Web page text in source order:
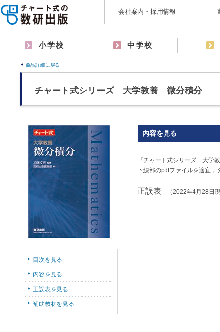
会社案内・採用情報
小学校 中学校
商品詳細に戻る
チャート式シリーズ 大学教養 微分積分
内容を見る
『チャート式シリーズ 大学
下線部のpdfファイルを適宜，
正誤表 （2022年4月28
目次を見る
内容を見る
正誤表を見る
補助教材を見る